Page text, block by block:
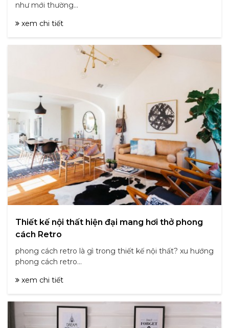
như mới thường...
xem chi tiết
Thiết kế nội thất hiện đại mang hơi thở phong
cách Retro
phong cách retro là gì trong thiết kế nội thất? xu hướng
phong cách retro...
xem chi tiết